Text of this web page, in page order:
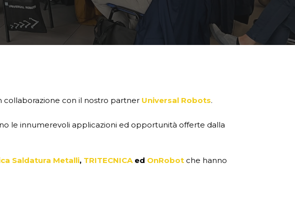
collaborazione con il nostro partner Universal Robots.
le innumerevoli applicazioni ed opportunità offerte dalla
Saldatura Metalli, TRITECNICAed OnRobot che hanno